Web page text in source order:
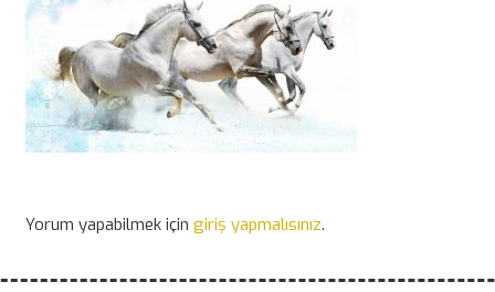
Yorum yapabilmek için giriş yapmalısınız.